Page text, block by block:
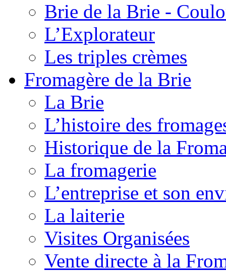
Brie de la Brie -
L’Explorateur
Les triples crèmes
Fromagère de la Brie
La Brie
L’histoire des
Historique de la
La fromagerie
L’entreprise et son
La laiterie
Visites Organisées
Vente directe à la